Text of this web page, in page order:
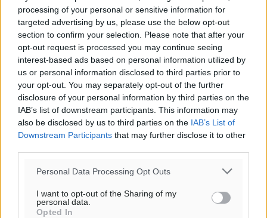
processing of your personal or sensitive information for
targeted advertising by us, please use the below opt-out
section to confirm your selection. Please note that after your
opt-out request is processed you may continue seeing
interest-based ads based on personal information utilized by
us or personal information disclosed to third parties prior to
your opt-out. You may separately opt-out of the further
disclosure of your personal information by third parties on the
IAB’s list of downstream participants. This information may
also be disclosed by us to third parties on the IAB’s List of
Downstream Participants that may further disclose it to other
Personal Data Processing Opt Outs
I want to opt-out of the Sharing of my
personal data.
Opted In
Ροή ειδήσεων
Την άρση των εμποδίων για την άμεση λειτουργία του
βρεφονηπιακού σταθμού στην Κάσο, ζητά ο Μάνος
Κόνσολας
Τοπικές Ειδήσεις• πριν 31 λεπτά
Τοπικές Ειδήσεις